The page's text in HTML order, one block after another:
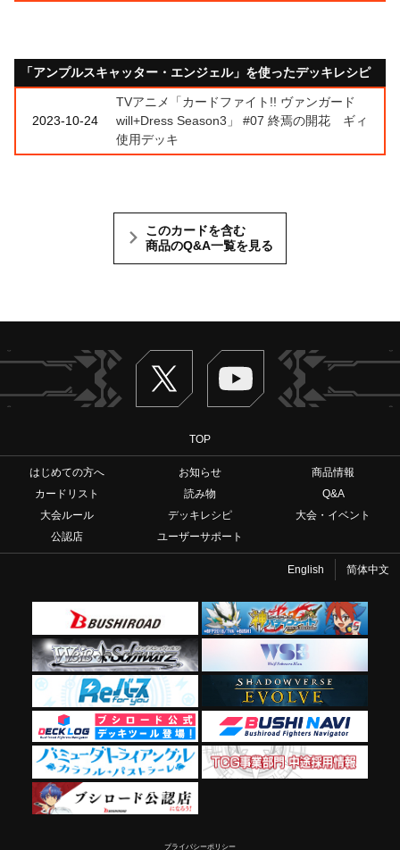
「アンプルスキャッター・エンジェル」を使ったデッキレシピ
2023-10-24
TVアニメ「カードファイト!! ヴァンガード
will+Dress Season3」 #07 終焉の開花 ギィ
使用デッキ
このカードを含む
商品のQ&A一覧を見る
Twitter ヴァンガードch
TOP
はじめての方へ お知らせ
商品情報
カードリスト
読み物
Q&A
大会ルール
デッキレシピ
大会・イベント
公認店
ユーザーサポート
English 简体中文
プライバシーポリシー